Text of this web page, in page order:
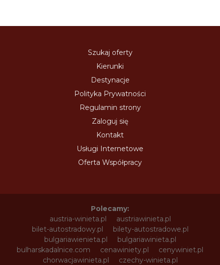
Szukaj oferty
Kierunki
Destynacje
Polityka Prywatności
Regulamin strony
Zaloguj się
Kontakt
Usługi Internetowe
Oferta Współpracy
Polecamy:
austria-winieta.pl
austriawinieta.pl
bilet-autostradowy.pl
bilety-autostradowe.pl
bulgariawienieta.pl
bulgariawinieta.pl
bulharskadalnice.com
cenawiniety.pl
cenywiniet.pl
chorwacjawinieta.pl
czechy-winieta.pl